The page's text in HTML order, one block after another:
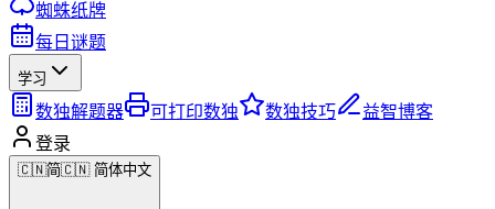
蜘蛛纸牌
每日谜题
学习
数独解题器 可打印数独 数独技巧
益智博客
登录
🇨🇳简🇨🇳 简体中文